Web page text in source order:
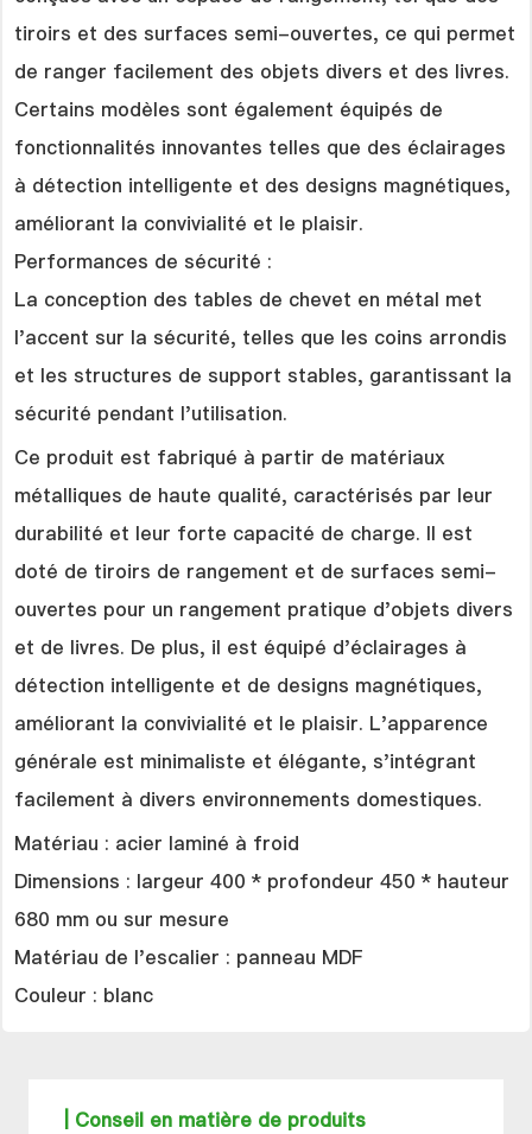
tiroirs et des surfaces semi-ouvertes, ce qui permet
de ranger facilement des objets divers et des livres.
Certains modèles sont également équipés de
fonctionnalités innovantes telles que des éclairages
à détection intelligente et des designs magnétiques,
améliorant la convivialité et le plaisir.
Performances de sécurité :
La conception des tables de chevet en métal met
l'accent sur la sécurité, telles que les coins arrondis
et les structures de support stables, garantissant la
sécurité pendant l'utilisation.
Ce produit est fabriqué à partir de matériaux
métalliques de haute qualité, caractérisés par leur
durabilité et leur forte capacité de charge. Il est
doté de tiroirs de rangement et de surfaces semi-
ouvertes pour un rangement pratique d'objets divers
et de livres. De plus, il est équipé d'éclairages à
détection intelligente et de designs magnétiques,
améliorant la convivialité et le plaisir. L'apparence
générale est minimaliste et élégante, s'intégrant
facilement à divers environnements domestiques.
Matériau : acier laminé à froid
Dimensions : largeur 400 * profondeur 450 * hauteur
680 mm ou sur mesure
Matériau de l'escalier : panneau MDF
Couleur : blanc
| Conseil en matière de produits